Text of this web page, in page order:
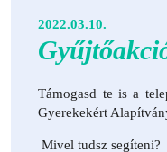
2022.03.10.
Támogasd te is a
Gyerekekért
Mivel tudsz segíteni?